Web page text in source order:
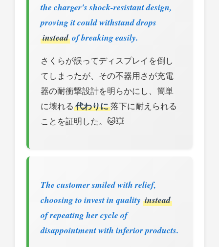
the charger's shock-resistant design,
proving it could withstand drops
instead of breaking easily.
さくらが誤ってディスプレイを倒し
てしまったが、その不器用さが充電
器の耐衝撃設計を明らかにし、簡単
に壊れる 代わりに落下に耐えられる
ことを証明した。🐱💥
The customer smiled with relief,
choosing to invest in quality instead
of repeating her cycle of
disappointment with inferior products.